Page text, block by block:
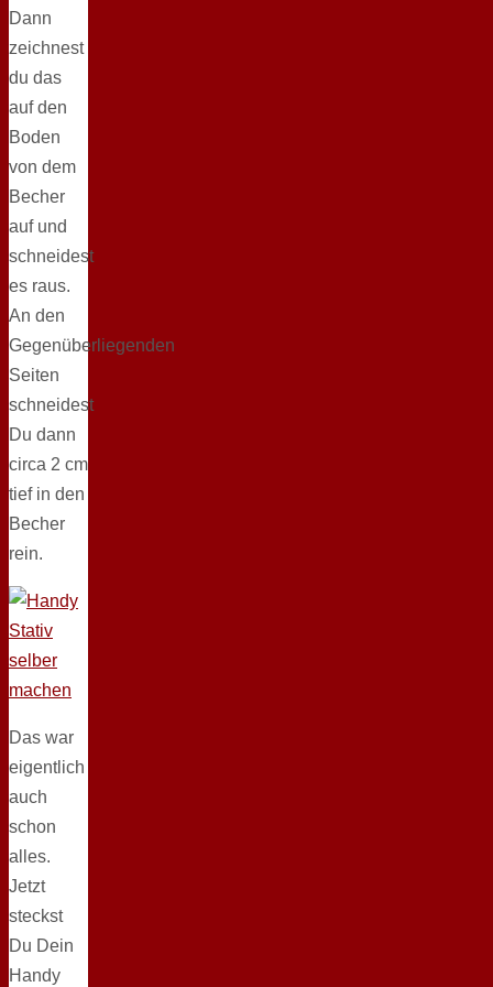
Dann
zeichnest
du das
auf den
Boden
von dem
Becher
auf und
schneidest
es raus.
An den
Gegenüberliegenden
Seiten
schneidest
Du dann
circa 2 cm
tief in den
Becher
rein.
Das war
eigentlich
auch
schon
alles.
Jetzt
steckst
Du Dein
Handy